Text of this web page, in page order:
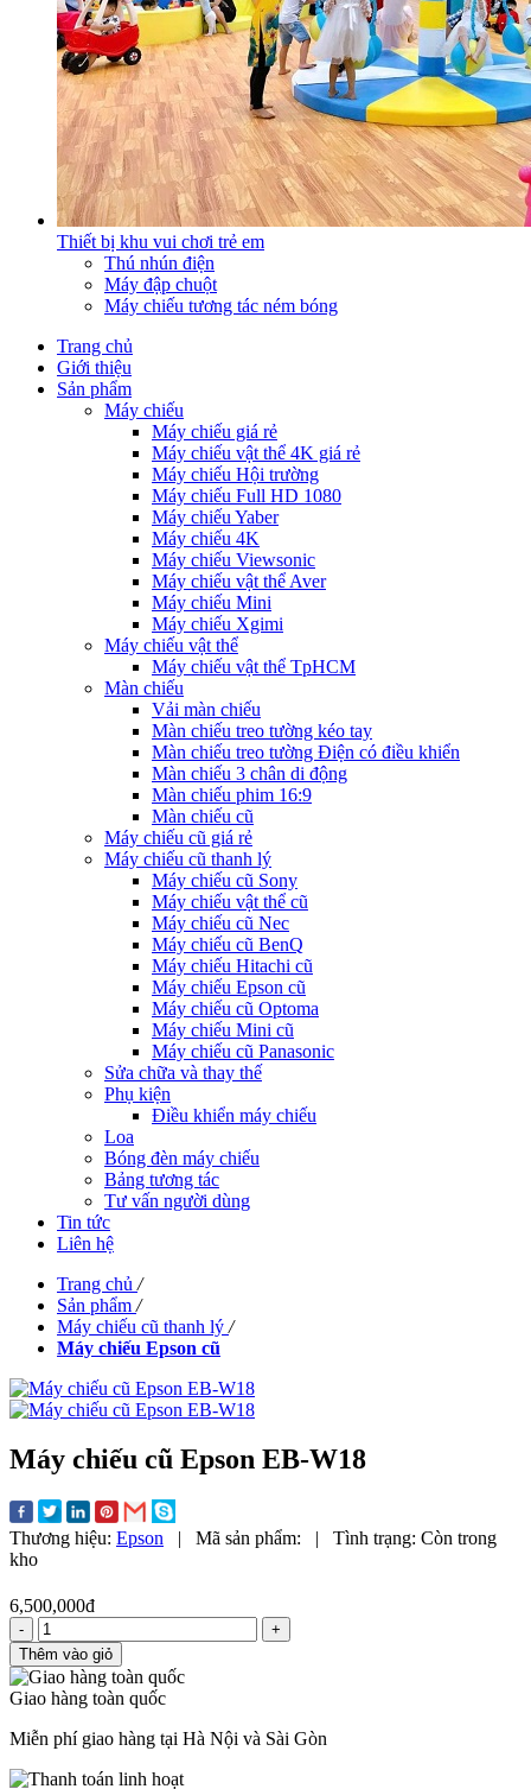
Thiết bị khu vui chơi trẻ em
Thú nhún điện
Máy đập chuột
Máy chiếu tương tác ném bóng
Trang chủ
Giới thiệu
Sản phẩm
Máy chiếu
Máy chiếu giá rẻ
Máy chiếu vật thể 4K giá rẻ
Máy chiếu Hội trường
Máy chiếu Full HD 1080
Máy chiếu Yaber
Máy chiếu 4K
Máy chiếu Viewsonic
Máy chiếu vật thể Aver
Máy chiếu Mini
Máy chiếu Xgimi
Máy chiếu vật thể
Máy chiếu vật thể TpHCM
Màn chiếu
Vải màn chiếu
Màn chiếu treo tường kéo tay
Màn chiếu treo tường Điện có điều khiển
Màn chiếu 3 chân di động
Màn chiếu phim 16:9
Màn chiếu cũ
Máy chiếu cũ giá rẻ
Máy chiếu cũ thanh lý
Máy chiếu cũ Sony
Máy chiếu vật thể cũ
Máy chiếu cũ Nec
Máy chiếu cũ BenQ
Máy chiếu Hitachi cũ
Máy chiếu Epson cũ
Máy chiếu cũ Optoma
Máy chiếu Mini cũ
Máy chiếu cũ Panasonic
Sửa chữa và thay thế
Phụ kiện
Điều khiển máy chiếu
Loa
Bóng đèn máy chiếu
Bảng tương tác
Tư vấn người dùng
Tin tức
Liên hệ
Trang chủ /
Sản phẩm /
Máy chiếu cũ thanh lý /
Máy chiếu Epson cũ
Máy chiếu cũ Epson EB-W18
Thương hiệu: Epson | Mã sản phẩm: | Tình trạng: Còn trong
kho
6,500,000đ
-
+
Thêm vào giỏ
Giao hàng toàn quốc
Miễn phí giao hàng tại Hà Nội và Sài Gòn